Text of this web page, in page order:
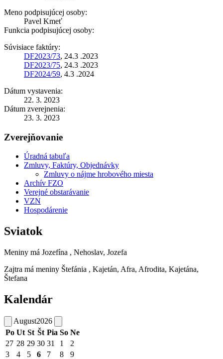
Meno podpisujúcej osoby:
Pavel Kmeť
Funkcia podpisujúcej osoby:
Súvisiace faktúry:
DF2023/73, 24.3 .2023
DF2023/75, 24.3 .2023
DF2024/59, 4.3 .2024
Dátum vystavenia:
22. 3. 2023
Dátum zverejnenia:
23. 3. 2023
Zverejňovanie
Úradná tabuľa
Zmluvy, Faktúry, Objednávky
Zmluvy o nájme hrobového miesta
Archív FZO
Verejné obstarávanie
VZN
Hospodárenie
Sviatok
Meniny má Jozefína , Nehoslav, Jozefa
Zajtra má meniny Štefánia , Kajetán, Afra, Afrodita, Kajetána,
Štefana
Kalendár
August2026
Po Ut St Št Pia So Ne
27 28 29 30 31 1
2
3
4 5 6 7 8
9